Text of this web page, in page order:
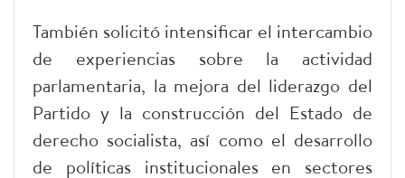
También solicitó intensificar el intercambio
de experiencias sobre la actividad
parlamentaria, la mejora del liderazgo del
Partido y la construcción del Estado de
derecho socialista, así como el desarrollo
de políticas institucionales en sectores